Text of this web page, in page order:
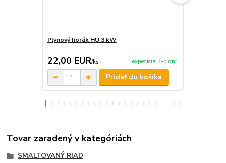
Plynový horák HU 3 kW
22,00 EUR/ks expedícia 3-5 dní
Pridať do košíka
Tovar zaradený v kategóriách
SMALTOVANÝ RIAD